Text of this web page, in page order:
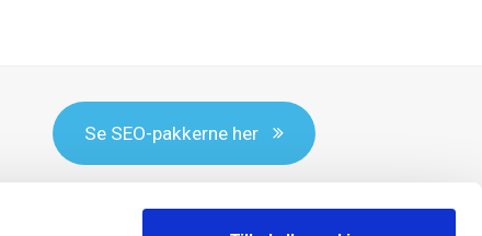
Se SEO-pakkerne her